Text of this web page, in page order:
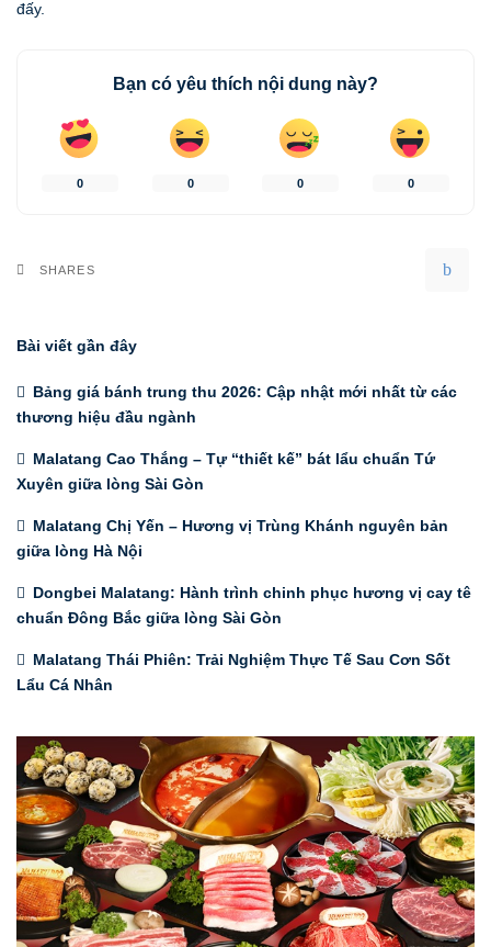
đấy.
Bạn có yêu thích nội dung này?
0 0 0 0
SHARES
Bài viết gần đây
Bảng giá bánh trung thu 2026: Cập nhật mới nhất từ các
thương hiệu đầu ngành
Malatang Cao Thắng – Tự “thiết kế” bát lẩu chuẩn Tứ
Xuyên giữa lòng Sài Gòn
Malatang Chị Yến – Hương vị Trùng Khánh nguyên bản
giữa lòng Hà Nội
Dongbei Malatang: Hành trình chinh phục hương vị cay tê
chuẩn Đông Bắc giữa lòng Sài Gòn
Malatang Thái Phiên: Trải Nghiệm Thực Tế Sau Cơn Sốt
Lẩu Cá Nhân